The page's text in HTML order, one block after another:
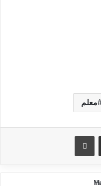
معلم
اشتراک گذاری از طریق ایمیل